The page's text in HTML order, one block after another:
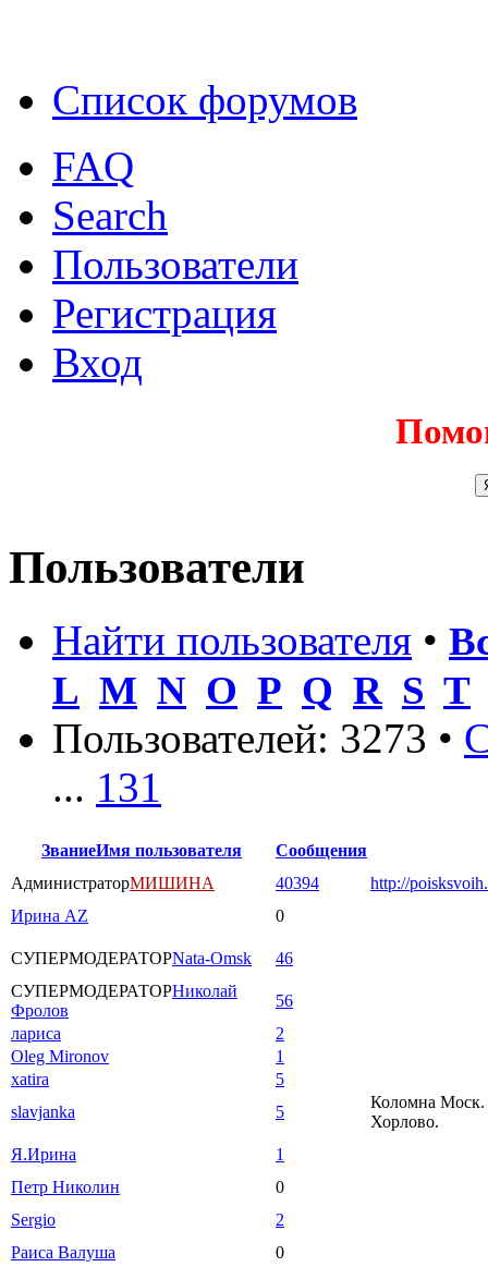
Список форумов
FAQ
Search
Пользователи
Регистрация
Вход
Пользователи
Найти пользователя •
L M N O P Q R S T
Пользователей: 3273 •
... 131
ЗваниеИмя пользователя
Сообщения
АдминистраторМИШИНА 40394
http://
Ирина AZ
0
СУПЕРМОДЕРАТОРNata-Omsk
46
СУПЕРМОДЕРАТОРНиколай
Фролов
56
лариса
2
Oleg Mironov
1
xatira
5
slavjanka
5
Коломна Моск.
Хорлово.
Я.Ирина
1
Петр Николин
0
Sergio
2
Раиса Валуша
0